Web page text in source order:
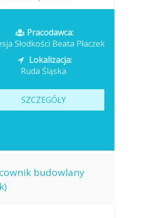
Pracodawca:
Słodkości Beata Płaczek
Lokalizacja:
Ruda Śląska
SZCZEGÓŁY
budowlany